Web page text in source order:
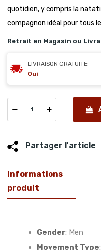
quotidien, y compris la
compagnon idéal pour tous
Retrait en Magasin ou
LIVRAISON GRATUITE:
Oui
Partager l'article
Informations
produit
Gender: Men
Movement Type: